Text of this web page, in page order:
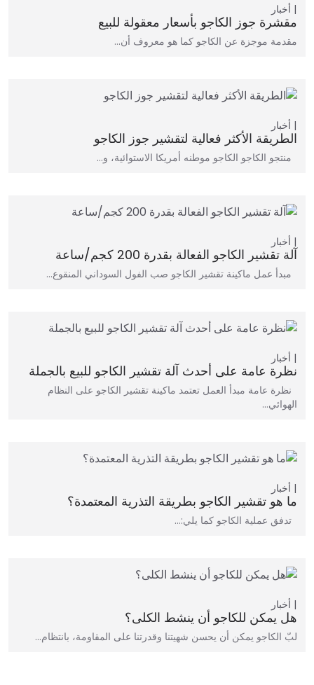
أخبار
مقشرة جوز الكاجو بأسعار معقولة للبيع
مقدمة موجزة عن الكاجو كما هو معروف أن…
أخبار
الطريقة الأكثر فعالية لتقشير جوز الكاجو
منتجو الكاجو الكاجو موطنه أمريكا الاستوائية، و…
أخبار
آلة تقشير الكاجو الفعالة بقدرة 200 كجم/ساعة
مبدأ عمل ماكينة تقشير الكاجو صب الفول السوداني المنقوع…
أخبار
نظرة عامة على أحدث آلة تقشير الكاجو للبيع بالجملة
نظرة عامة مبدأ العمل تعتمد ماكينة تقشير الكاجو على النظام
الهوائي…
أخبار
ما هو تقشير الكاجو بطريقة التذرية المعتمدة؟
تدفق عملية الكاجو كما يلي:…
أخبار
هل يمكن للكاجو أن ينشط الكلى؟
لبّ الكاجو يمكن أن يحسن شهيتنا وقدرتنا على المقاومة، بانتظام…